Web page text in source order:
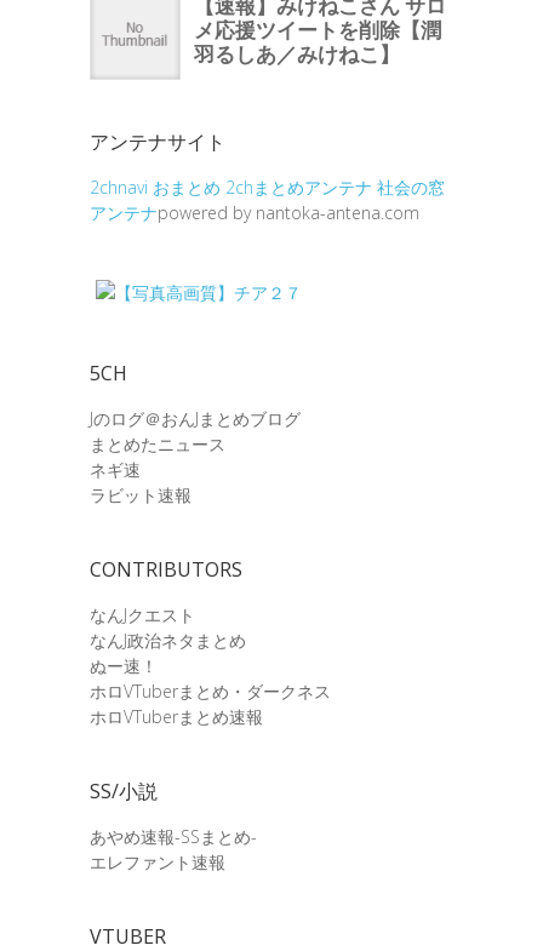
アンテナサイト
2chnavi おまとめ 2chまとめアンテナ 社会の窓
アンテナpowered by nantoka-antena.com
5CH
Jのログ＠おんJまとめブログ
まとめたニュース
ネギ速
ラビット速報
CONTRIBUTORS
なんJクエスト
なんJ政治ネタまとめ
ぬー速！
ホロVTuberまとめ・ダークネス
ホロVTuberまとめ速報
SS/小説
あやめ速報-SSまとめ-
エレファント速報
VTUBER